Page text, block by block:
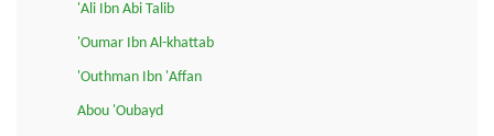
'Ali Ibn Abi Talib
'Oumar Ibn Al-khattab
'Outhman Ibn 'Affan
Abou 'Oubayd